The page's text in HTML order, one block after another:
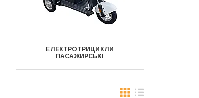
ЕЛЕКТРОТРИЦИКЛИ
ПАСАЖИРСЬКІ